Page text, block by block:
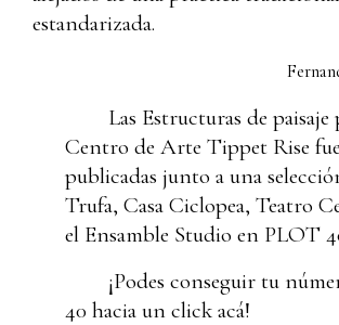
estandarizada.
Las Estructuras de paisaje
Centro de Arte Tippet Rise
publicadas junto a una
Trufa, Casa Ciclopea, Teatro
el Ensamble Studio en PLOT
¡Podes conseguir tu
40 hacia un click acá!